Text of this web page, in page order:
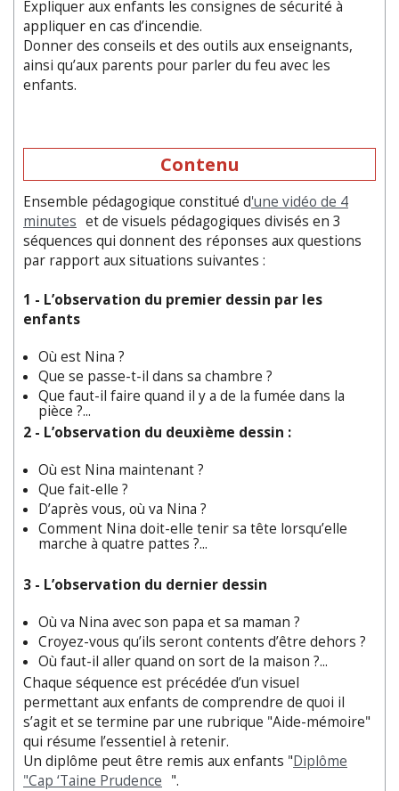
Expliquer aux enfants les consignes de sécurité à
appliquer en cas d’incendie.
Donner des conseils et des outils aux enseignants,
ainsi qu’aux parents pour parler du feu avec les
enfants.
Contenu
Ensemble pédagogique constitué d'une vidéo de 4
minutes et de visuels pédagogiques divisés en 3
séquences qui donnent des réponses aux questions
par rapport aux situations suivantes :
1 - L’observation du premier dessin par les
enfants
Où est Nina ?
Que se passe-t-il dans sa chambre ?
Que faut-il faire quand il y a de la fumée dans la
pièce ?...
2 - L’observation du deuxième dessin :
Où est Nina maintenant ?
Que fait-elle ?
D’après vous, où va Nina ?
Comment Nina doit-elle tenir sa tête lorsqu’elle
marche à quatre pattes ?...
3 - L’observation du dernier dessin
Où va Nina avec son papa et sa maman ?
Croyez-vous qu’ils seront contents d’être dehors ?
Où faut-il aller quand on sort de la maison ?...
Chaque séquence est précédée d’un visuel
permettant aux enfants de comprendre de quoi il
s’agit et se termine par une rubrique "Aide-mémoire"
qui résume l’essentiel à retenir.
Un diplôme peut être remis aux enfants "Diplôme
"Cap ‘Taine Prudence ".